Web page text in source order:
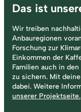
Das ist
Wir treiben
Anbauregionen
Forschung zur
Einkommen der
Familien auch in
zu sichern. Mit
dabei. Weitere
unserer Projektseite.